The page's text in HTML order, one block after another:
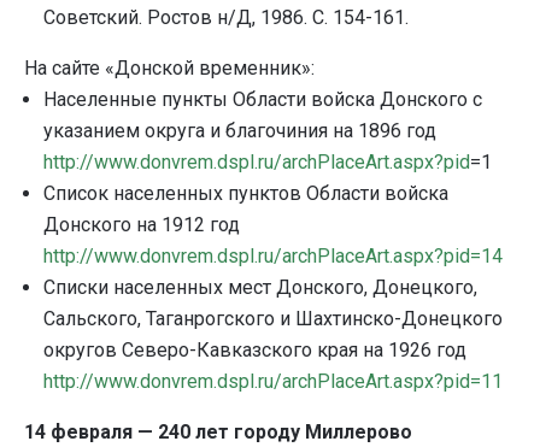
Советский. Ростов н/Д, 1986. С. 154-161.
На сайте «Донской временник»:
Населенные пункты Области войска Донского с
указанием округа и благочиния на 1896 год
http://www.donvrem.dspl.ru/archPlaceArt.aspx?pid=1
Список населенных пунктов Области войска
Донского на 1912 год
http://www.donvrem.dspl.ru/archPlaceArt.aspx?pid=14
Списки населенных мест Донского, Донецкого,
Сальского, Таганрогского и Шахтинско-Донецкого
округов Северо-Кавказского края на 1926 год
http://www.donvrem.dspl.ru/archPlaceArt.aspx?pid=11
14 февраля — 240 лет городу Миллерово